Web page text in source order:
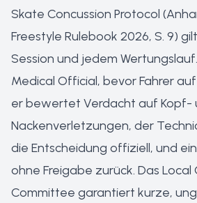
Skate Concussion Protocol
Freestyle Rulebook 2026, S. 9)
Session und jedem
Medical Official, bevor Fahrer
er bewertet Verdacht auf Kopf-
Nackenverletzungen, der
die Entscheidung offiziell, und
ohne Freigabe zurück. Das Local
Committee garantiert kurze,